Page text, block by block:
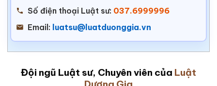
Số điện thoại Luật sư: 037.6999996
Email: luatsu@luatduonggia.vn
Đội ngũ Luật sư, Chuyên viên của Luật